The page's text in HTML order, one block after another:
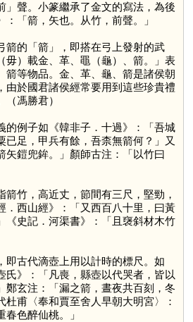
」聲。小篆繼承了金文的寫法，為後
「箭，矢也。从竹，前聲。」
的「箭」，即搭在弓上發射的武
毋）載金、革、黽（龜）、箭。」表
箭等物品。金、革、龜、箭是諸侯朝
由於國君諸侯經常要用到這些珍貴禮
馮勝君）
例子如《韓非子．十過》：「吾城
已足，甲兵有餘，吾柰無箭何？」又
矢鎧兜鉾。」顏師古注：「以竹曰
箭竹，高近丈，節間有三尺，堅勁，
．西山經》：「又西百八十里，曰黃
《史記．河渠書》：「且襃斜材木竹
即古代滴壺上用以計時的標尺。如
氏》：「凡喪，縣壺以代哭者，皆以
鄭玄注：「漏之箭，晝夜共百刻，冬
杜甫〈奉和賈至舍人早朝大明宮〉：
春色醉仙桃。」